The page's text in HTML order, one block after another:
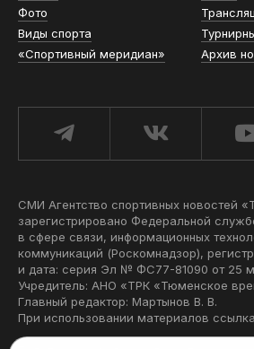
Фото
Виды спорта
«Спортивный меридиан»
Архив
СМИ Агентство спортивных новостей
зарегистрировано Федеральной
в сфере связи, информационных
коммуникаций (Роскомнадзор),
и дата: серия Эл № ФС77-81090 от 25
Учредитель: АНО «ТРК «Тюменское
Главный редактор: Мартынов В. В.
При использовании материалов